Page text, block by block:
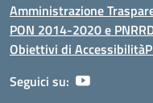
Amministrazione
PON 2014-2020 e PNRR
Obiettivi di Accessibilità
Seguici su: